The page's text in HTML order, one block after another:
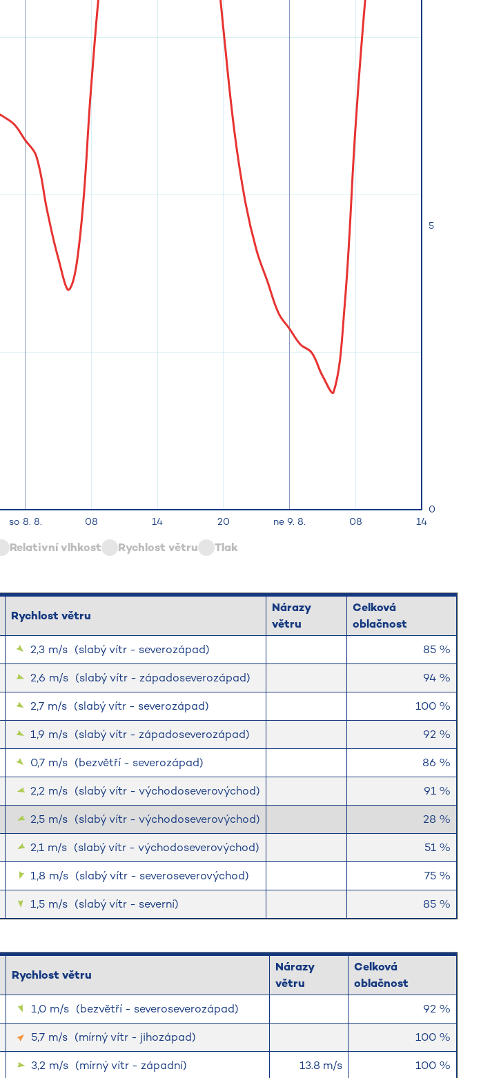
Relativní vlhkost Rychlost větru Tlak
Rychlost větru
Nárazy
větru
Celková
oblačnost
2,3 m/s (slabý vítr - severozápad)
85 %
2,6 m/s (slabý vítr - západoseverozápad)
94 %
2,7 m/s (slabý vítr - severozápad)
100 %
1,9 m/s (slabý vítr - západoseverozápad)
92 %
0,7 m/s (bezvětří - severozápad)
86 %
2,2 m/s (slabý vítr - východoseverovýchod)
91 %
2,5 m/s (slabý vítr - východoseverovýchod)
28 %
2,1 m/s (slabý vítr - východoseverovýchod)
51 %
1,8 m/s (slabý vítr - severoseverovýchod)
75 %
1,5 m/s (slabý vítr - severní) 85 %
Rychlost větru
Nárazy
větru
Celková
oblačnost
1,0 m/s (bezvětří - severoseverozápad)
92 %
5,7 m/s (mírný vítr - jihozápad)
100 %
3,2 m/s (mírný vítr - západní) 13.8 m/s 100 %